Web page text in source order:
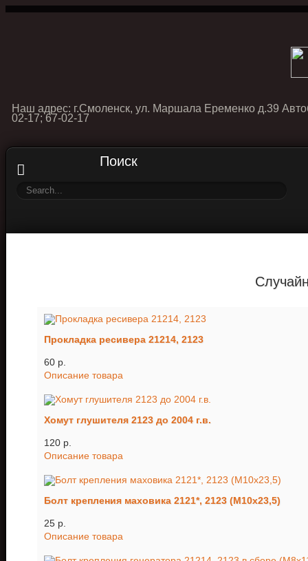
Наш адрес: г.Смоленск, ул. Маршала Еременко д.39
02-17; 67-02-17
Поиск
Прокладка ресивера 21214, 2123
60 p.
Описание товара
Хомут глушителя 2123 до 2004 г.в.
120 p.
Описание товара
Болт крепления маховика 2121*, 2123 (М10х23,5)
25 p.
Описание товара